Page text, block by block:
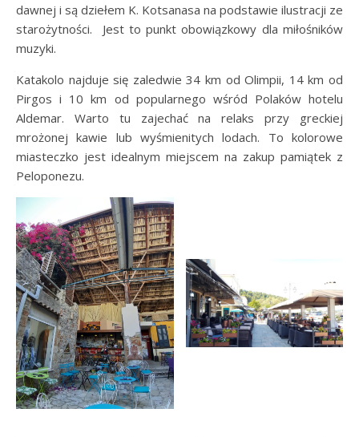
dawnej i są dziełem K. Kotsanasa na podstawie ilustracji ze
starożytności. Jest to punkt obowiązkowy dla miłośników
muzyki.
Katakolo najduje się zaledwie 34 km od Olimpii, 14 km od
Pirgos i 10 km od popularnego wśród Polaków hotelu
Aldemar. Warto tu zajechać na relaks przy greckiej
mrożonej kawie lub wyśmienitych lodach. To kolorowe
miasteczko jest idealnym miejscem na zakup pamiątek z
Peloponezu.